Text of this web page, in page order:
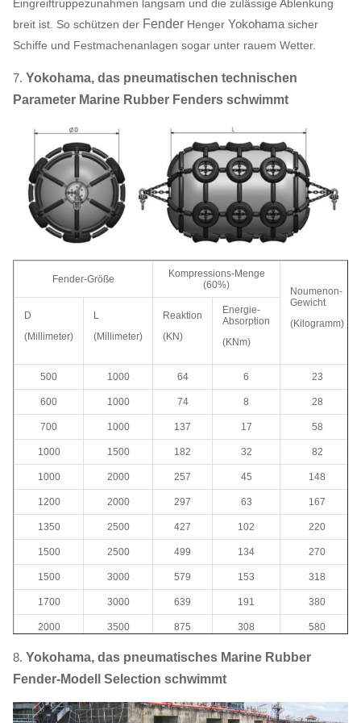
Eingreiftruppezunahmen langsam und die zulässige Ablenkung
breit ist. So schützen der Fender Henger Yokohama sicher
Schiffe und Festmachenanlagen sogar unter rauem Wetter.
7. Yokohama, das pneumatischen technischen
Parameter Marine Rubber Fenders schwimmt
Fender-Größe
Kompressions-Menge
(60%)
Noumenon-
Gewicht
(Kilogramm)
D
(Millimeter)
L
(Millimeter)
Reaktion
(KN)
Energie-
Absorption
(KNm)
500 1000 64 6 23
600 1000 74 8 28
700 1000 137 17 58
1000 1500 182 32 82
1000 2000 257 45 148
1200 2000 297 63 167
1350 2500 427 102 220
1500 2500 499 134 270
1500 3000 579 153 318
1700 3000 639 191 380
2000 3500 875 308 580
2000 4000 1000 352 680
2500 4000 1381
2500 5500 2019 1131 1268
8. Yokohama, das pneumatisches Marine Rubber
Fender-Modell Selection schwimmt